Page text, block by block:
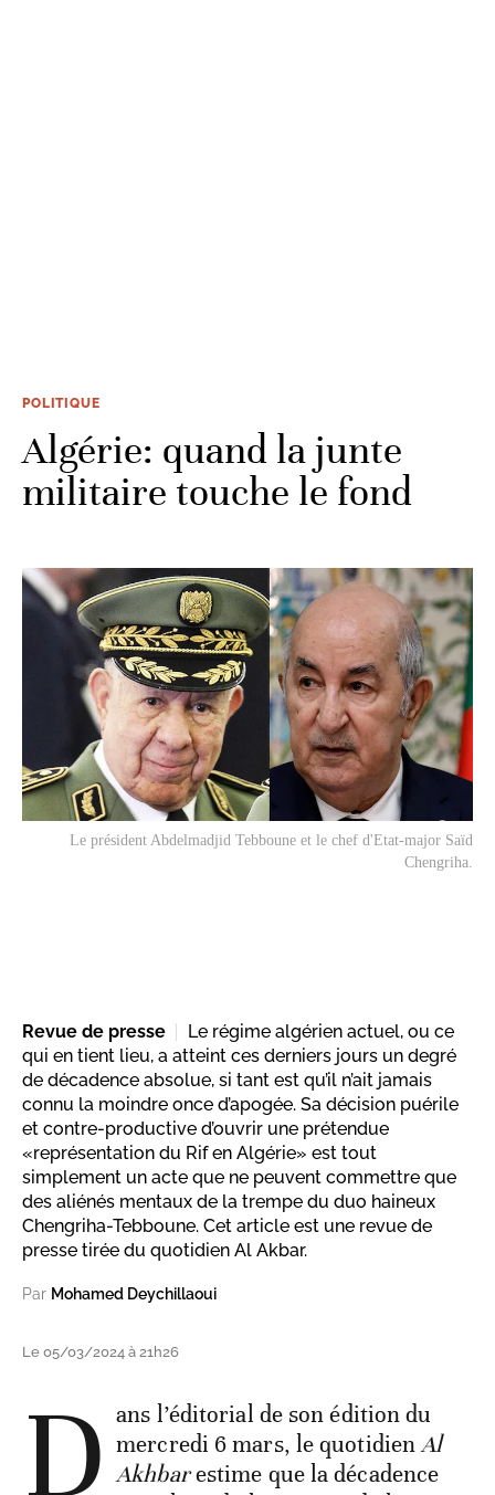
POLITIQUE
Algérie: quand la junte
militaire touche le fond
Le président Abdelmadjid Tebboune et le chef d'Etat-major Saïd
Chengriha.
Revue de presse
Le régime algérien actuel, ou ce
qui en tient lieu, a atteint ces derniers jours un degré
de décadence absolue, si tant est qu’il n’ait jamais
connu la moindre once d’apogée. Sa décision puérile
et contre-productive d’ouvrir une prétendue
«représentation du Rif en Algérie» est tout
simplement un acte que ne peuvent commettre que
des aliénés mentaux de la trempe du duo haineux
Chengriha-Tebboune. Cet article est une revue de
presse tirée du quotidien Al Akbar.
Par Mohamed Deychillaoui
Le 05/03/2024 à 21h26
D ans l’éditorial de son édition du
mercredi 6 mars, le quotidienAl
Akhbarestime que la décadence